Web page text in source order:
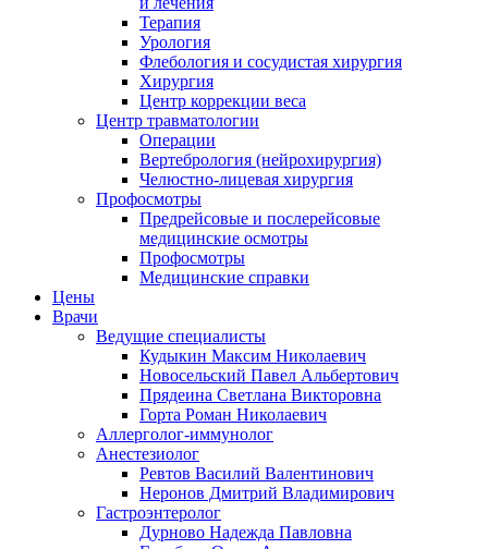
Терапия
Урология
Флебология и сосудистая хирургия
Хирургия
Центр коррекции веса
Центр травматологии
Операции
Вертебрология (нейрохирургия)
Челюстно-лицевая хирургия
Профосмотры
Предрейсовые и послерейсовые
медицинские осмотры
Профосмотры
Медицинские справки
Цены
Врачи
Ведущие специалисты
Кудыкин Максим Николаевич
Новосельский Павел Альбертович
Прядеина Светлана Викторовна
Горта Роман Николаевич
Аллерголог-иммунолог
Анестезиолог
Ревтов Василий Валентинович
Неронов Дмитрий Владимирович
Гастроэнтеролог
Дурново Надежда Павловна